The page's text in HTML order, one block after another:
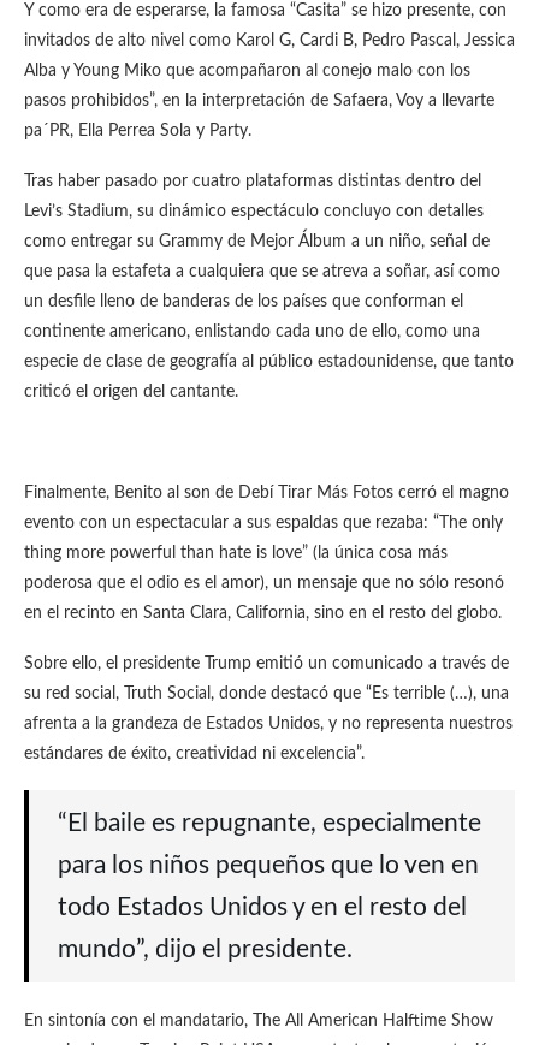
Y como era de esperarse, la famosa “Casita” se hizo presente, con
invitados de alto nivel como Karol G, Cardi B, Pedro Pascal, Jessica
Alba y Young Miko que acompañaron al conejo malo con los
pasos prohibidos”, en la interpretación de Safaera, Voy a llevarte
pa´PR, Ella Perrea Sola y Party.
Tras haber pasado por cuatro plataformas distintas dentro del
Levi’s Stadium, su dinámico espectáculo concluyo con detalles
como entregar su Grammy de Mejor Álbum a un niño, señal de
que pasa la estafeta a cualquiera que se atreva a soñar, así como
un desfile lleno de banderas de los países que conforman el
continente americano, enlistando cada uno de ello, como una
especie de clase de geografía al público estadounidense, que tanto
criticó el origen del cantante.
Finalmente, Benito al son de Debí Tirar Más Fotos cerró el magno
evento con un espectacular a sus espaldas que rezaba: “The only
thing more powerful than hate is love” (la única cosa más
poderosa que el odio es el amor), un mensaje que no sólo resonó
en el recinto en Santa Clara, California, sino en el resto del globo.
Sobre ello, el presidente Trump emitió un comunicado a través de
su red social, Truth Social, donde destacó que “Es terrible (…), una
afrenta a la grandeza de Estados Unidos, y no representa nuestros
estándares de éxito, creatividad ni excelencia”.
“El baile es repugnante, especialmente
para los niños pequeños que lo ven en
todo Estados Unidos y en el resto del
mundo”, dijo el presidente.
En sintonía con el mandatario, The All American Halftime Show